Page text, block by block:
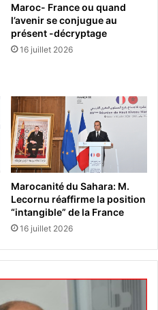
Maroc- France ou quand
l’avenir se conjugue au
présent -décryptage
16 juillet 2026
Marocanité du Sahara: M.
Lecornu réaffirme la position
“intangible” de la France
16 juillet 2026